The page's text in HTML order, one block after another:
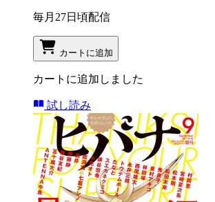
毎月27日頃配信
カートに追加
カートに追加しました
試し読み